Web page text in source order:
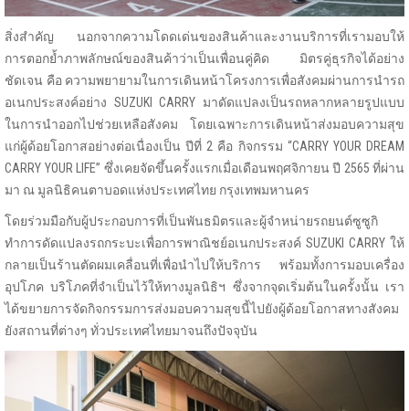
สิ่งสำคัญ นอกจากความโดดเด่นของสินค้าและงานบริการที่เรามอบให้
การตอกย้ำภาพลักษณ์ของสินค้าว่าเป็นเพื่อนคู่คิด มิตรคู่ธุรกิจได้อย่าง
ชัดเจน คือ ความพยายามในการเดินหน้าโครงการเพื่อสังคมผ่านการนำรถ
อเนกประสงค์อย่าง SUZUKI CARRY มาดัดแปลงเป็นรถหลากหลายรูปแบบ
ในการนำออกไปช่วยเหลือสังคม โดยเฉพาะการเดินหน้าส่งมอบความสุข
แก่ผู้ด้อยโอกาสอย่างต่อเนื่องเป็น ปีที่ 2 คือ กิจกรรม “CARRY YOUR DREAM
CARRY YOUR LIFE” ซึ่งเคยจัดขึ้นครั้งแรกเมื่อเดือนพฤศจิกายน ปี 2565 ที่ผ่าน
มา ณ มูลนิธิคนตาบอดแห่งประเทศไทย กรุงเทพมหานคร
โดยร่วมมือกับผู้ประกอบการที่เป็นพันธมิตรและผู้จำหน่ายรถยนต์ซูซูกิ
ทำการดัดแปลงรถกระบะเพื่อการพาณิชย์อเนกประสงค์ SUZUKI CARRY ให้
กลายเป็นร้านตัดผมเคลื่อนที่เพื่อนำไปให้บริการ พร้อมทั้งการมอบเครื่อง
อุปโภค บริโภคที่จำเป็นไว้ให้ทางมูลนิธิฯ ซึ่งจากจุดเริ่มต้นในครั้งนั้น เรา
ได้ขยายการจัดกิจกรรมการส่งมอบความสุขนี้ไปยังผู้ด้อยโอกาสทางสังคม
ยังสถานที่ต่างๆ ทั่วประเทศไทยมาจนถึงปัจจุบัน